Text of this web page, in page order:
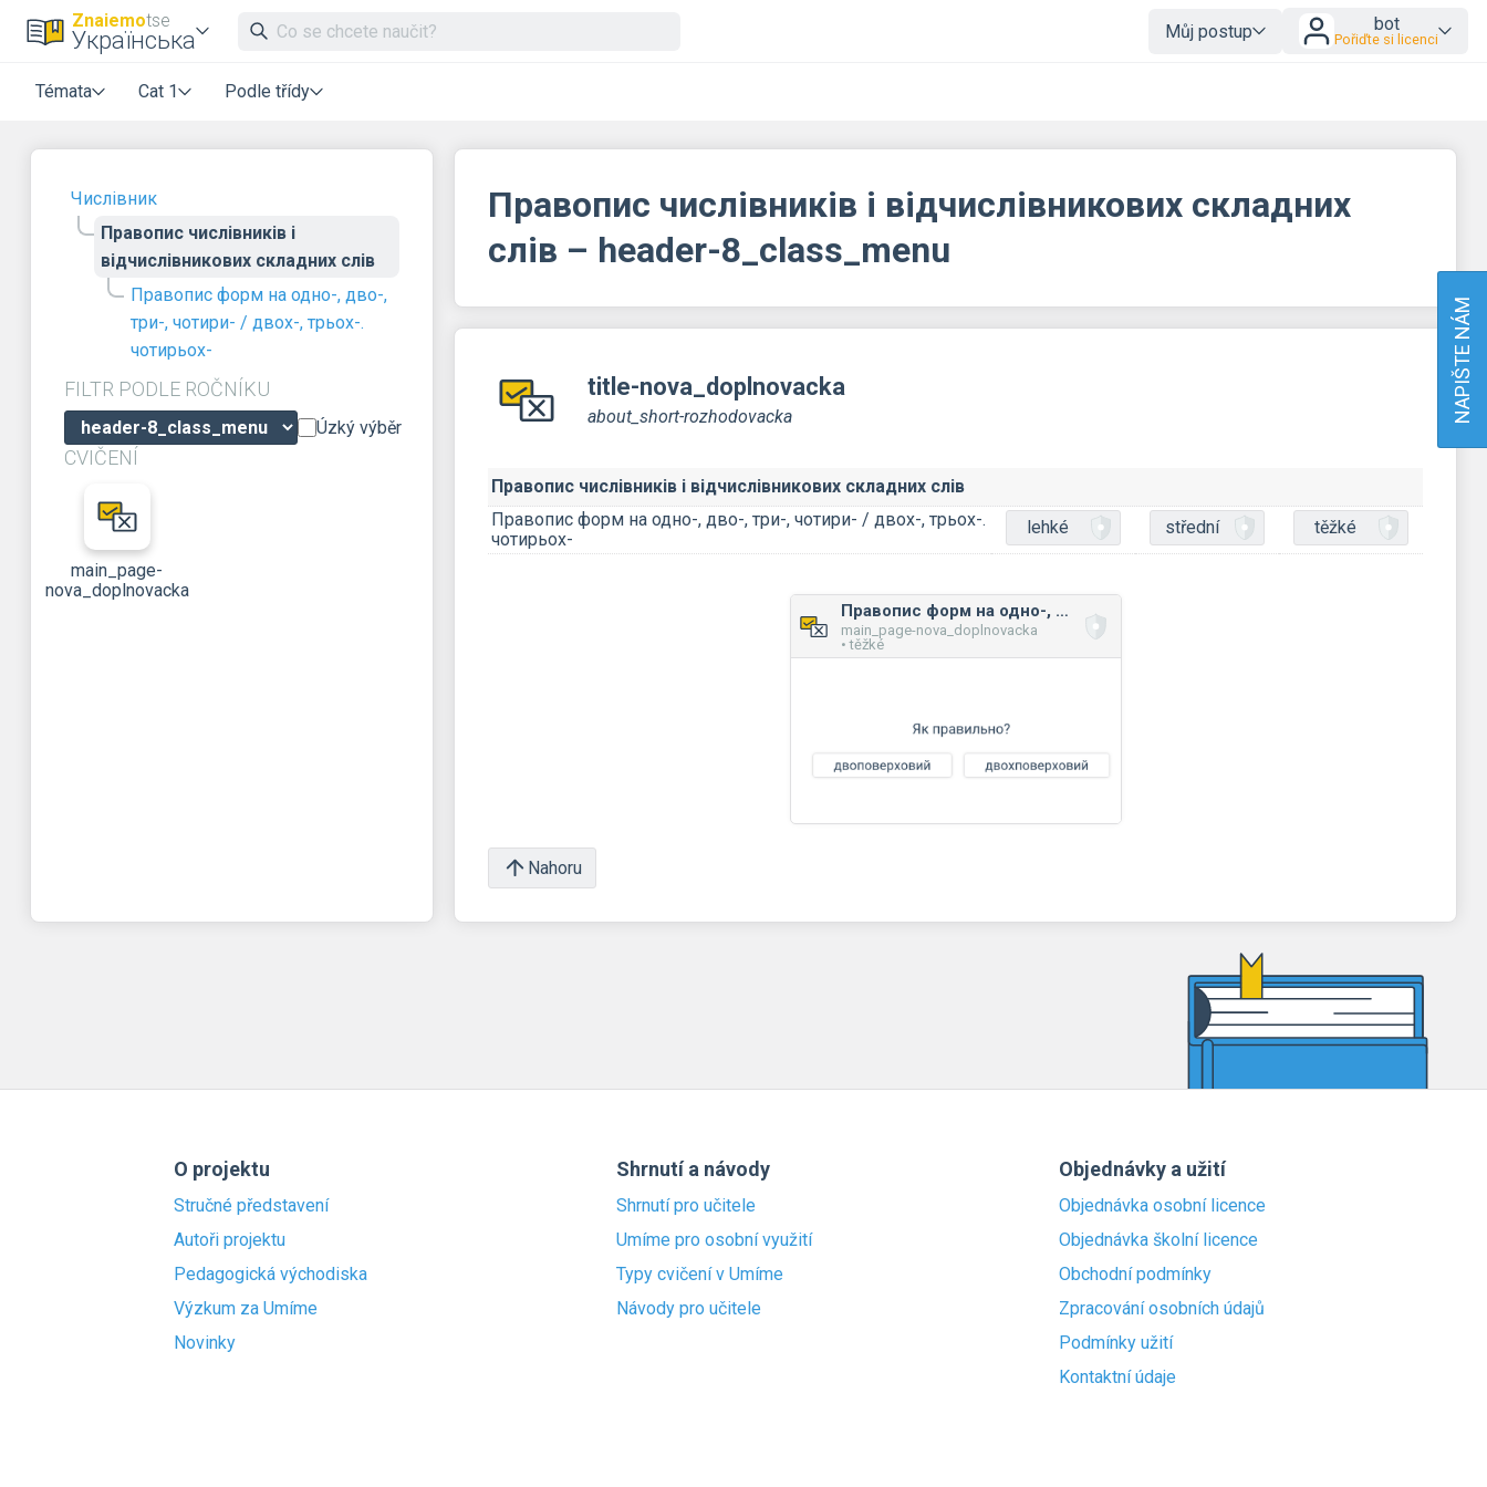
Znaiemotse
Українська Můj postup bot
Pořiďte si licenci
Témata Cat 1 Podle třídy
Числівник
Правопис числівників і
відчислівникових складних слів
Правопис форм на одно-, дво-,
три-, чотири- / двох-, трьох-.
чотирьох-
FILTR PODLE ROČNÍKU
Úzký výběr
CVIČENÍ
main_page-
nova_doplnovacka
Правопис числівників і відчислівникових складних
слів – header-8_class_menu
title-nova_doplnovacka
about_short-rozhodovacka
Правопис числівників і відчислівникових складних слів
Правопис форм на одно-, дво-, три-, чотири- / двох-, трьох-.
чотирьох-
lehké střední těžké
Правопис форм на одно-, дво-, три-, чотири- / двох-, трьох-. чотирьох-
main_page-nova_doplnovacka
• těžké
Nahoru
O projektu
Stručné představení
Autoři projektu
Pedagogická východiska
Výzkum za Umíme
Novinky
Shrnutí a návody
Shrnutí pro učitele
Umíme pro osobní využití
Typy cvičení v Umíme
Návody pro učitele
Objednávky a užití
Objednávka osobní licence
Objednávka školní licence
Obchodní podmínky
Zpracování osobních údajů
Podmínky užití
Kontaktní údaje
NAPIŠTE NÁM